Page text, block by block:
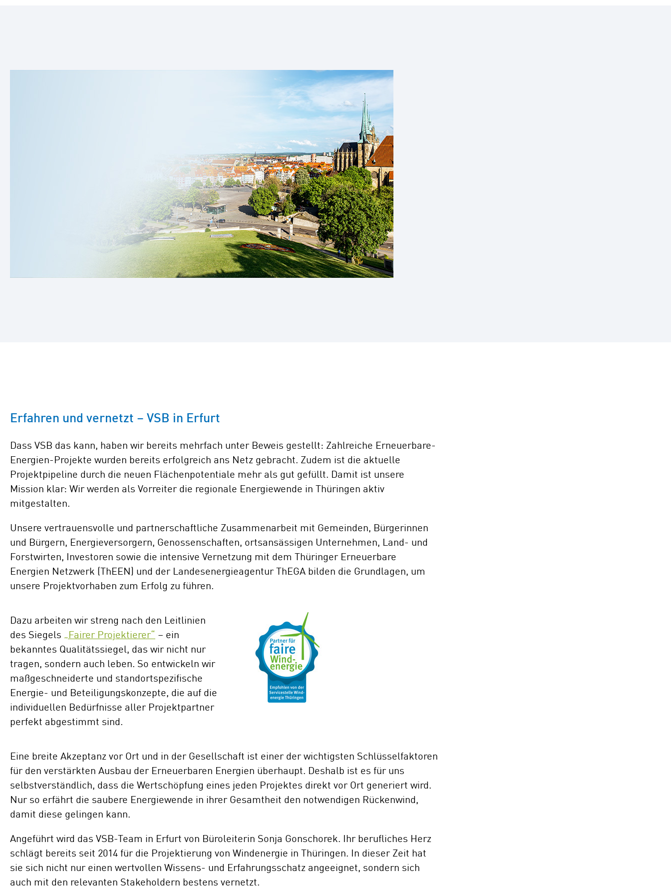
Erfahren und vernetzt – VSB in Erfurt
Dass VSB das kann, haben wir bereits mehrfach unter Beweis gestellt: Zahlreiche Erneuerbare-
Energien-Projekte wurden bereits erfolgreich ans Netz gebracht. Zudem ist die aktuelle
Projektpipeline durch die neuen Flächenpotentiale mehr als gut gefüllt. Damit ist unsere
Mission klar: Wir werden als Vorreiter die regionale Energiewende in Thüringen aktiv
mitgestalten.
Unsere vertrauensvolle und partnerschaftliche Zusammenarbeit mit Gemeinden, Bürgerinnen
und Bürgern, Energieversorgern, Genossenschaften, ortsansässigen Unternehmen, Land- und
Forstwirten, Investoren sowie die intensive Vernetzung mit dem Thüringer Erneuerbare
Energien Netzwerk (ThEEN) und der Landesenergieagentur ThEGA bilden die Grundlagen, um
unsere Projektvorhaben zum Erfolg zu führen.
Dazu arbeiten wir streng nach den Leitlinien
des Siegels „Fairer Projektierer“ – ein
bekanntes Qualitätssiegel, das wir nicht nur
tragen, sondern auch leben. So entwickeln wir
maßgeschneiderte und standortspezifische
Energie- und Beteiligungskonzepte, die auf die
individuellen Bedürfnisse aller Projektpartner
perfekt abgestimmt sind.
Eine breite Akzeptanz vor Ort und in der Gesellschaft ist einer der wichtigsten Schlüsselfaktoren
für den verstärkten Ausbau der Erneuerbaren Energien überhaupt. Deshalb ist es für uns
selbstverständlich, dass die Wertschöpfung eines jeden Projektes direkt vor Ort generiert wird.
Nur so erfährt die saubere Energiewende in ihrer Gesamtheit den notwendigen Rückenwind,
damit diese gelingen kann.
Angeführt wird das VSB-Team in Erfurt von Büroleiterin Sonja Gonschorek. Ihr berufliches Herz
schlägt bereits seit 2014 für die Projektierung von Windenergie in Thüringen. In dieser Zeit hat
sie sich nicht nur einen wertvollen Wissens- und Erfahrungsschatz angeeignet, sondern sich
auch mit den relevanten Stakeholdern bestens vernetzt.